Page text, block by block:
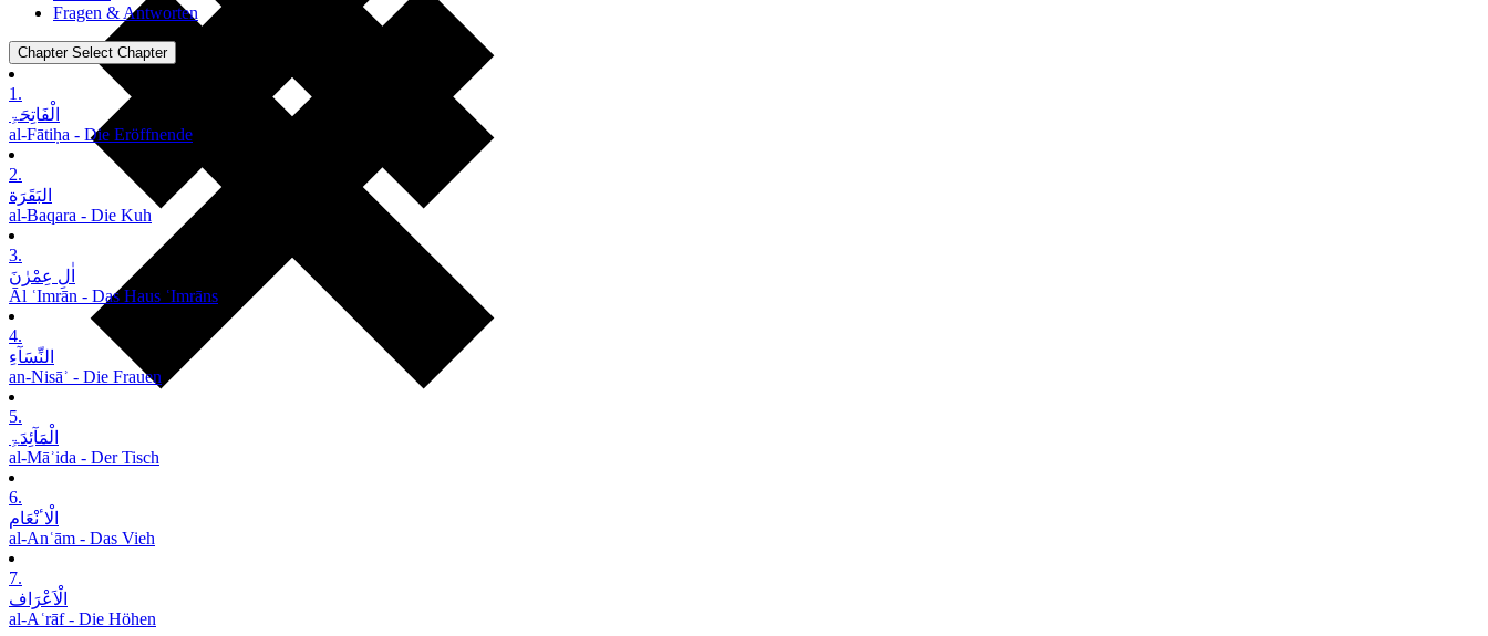
Fragen & Antworten
Chapter Select Chapter
1.
الْفَاتِحَۃِ
al-Fātiḥa - Die Eröffnende
2.
البَقَرَة
al-Baqara - Die Kuh
3.
اٰلِ عِمْرٰنَ
Āl ʿImrān - Das Haus ʿImrāns
4.
النِّسَآءِ
an-Nisāʾ - Die Frauen
5.
الْمَآئِدَۃِ
al-Māʾida - Der Tisch
6.
الْاٴنْعَام
al-Anʿām - Das Vieh
7.
الْاَعْرَاف
al-Aʿrāf - Die Höhen